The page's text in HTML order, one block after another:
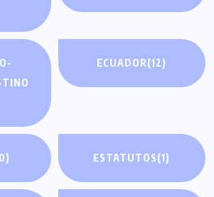
ECUADOR(12)
ESTATUTOS(1)